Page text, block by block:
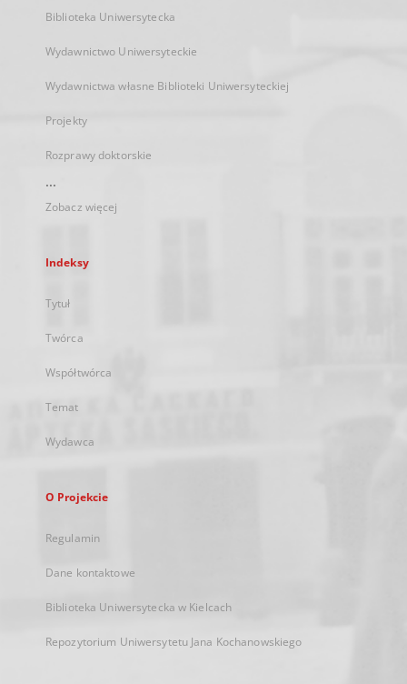
Biblioteka Uniwersytecka
Wydawnictwo Uniwersyteckie
Wydawnictwa własne Biblioteki Uniwersyteckiej
Projekty
Rozprawy doktorskie
...
Zobacz więcej
Indeksy
Tytuł
Twórca
Współtwórca
Temat
Wydawca
O Projekcie
Regulamin
Dane kontaktowe
Biblioteka Uniwersytecka w Kielcach
Repozytorium Uniwersytetu Jana Kochanowskiego